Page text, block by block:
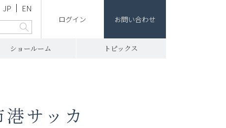
ログイン お問い合わせ
JP EN
ショールーム トピックス
サッカ